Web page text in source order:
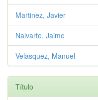
Martinez, Javier
Nalvarte, Jaime
Velasquez, Manuel
Título